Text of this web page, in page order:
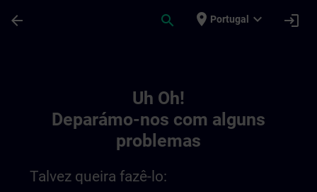
arrow_back search place Portugal expand_more login
Uh Oh!
Deparámo-nos com alguns
problemas
Talvez queira fazê-lo: